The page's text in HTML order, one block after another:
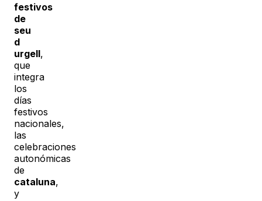
festivos
de
seu
d
urgell,
que
integra
los
días
festivos
nacionales,
las
celebraciones
autonómicas
de
cataluna,
y